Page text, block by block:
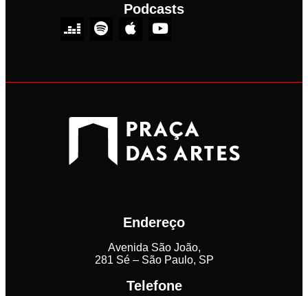
Podcasts
Endereço
Avenida São João,
281 Sé – São Paulo, SP
Telefone